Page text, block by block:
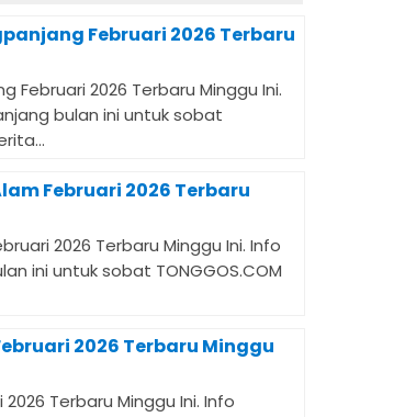
Februari 2026 Terbaru
Februari 2026 Terbaru Minggu Ini.
bulan ini untuk sobat
Februari 2026 Terbaru
2026 Terbaru Minggu Ini. Info
ini untuk sobat TONGGOS.COM
2026 Terbaru Minggu
Terbaru Minggu Ini. Info